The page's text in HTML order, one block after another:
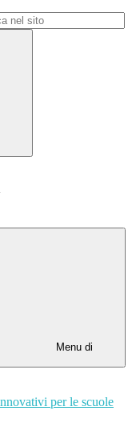
Menu di
per le scuole